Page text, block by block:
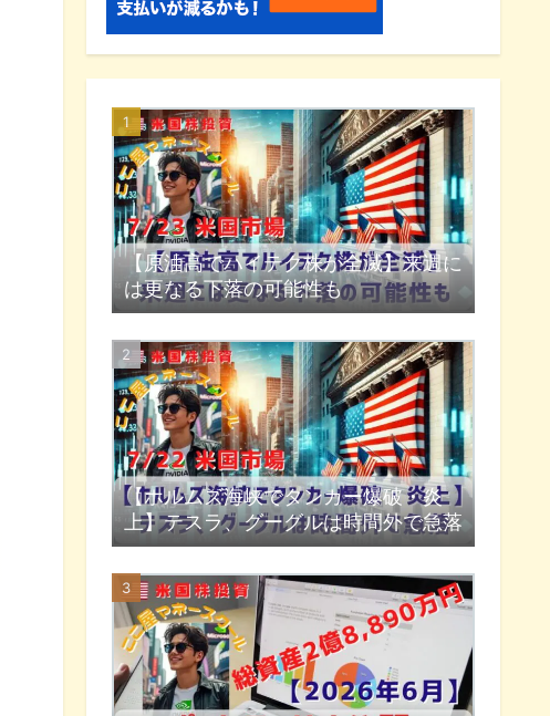
【原油高でハイテク株が全滅】来週に
は更なる下落の可能性も
【ホルムズ海峡でタンカー爆破・炎
上】テスラ、グーグルは時間外で急落